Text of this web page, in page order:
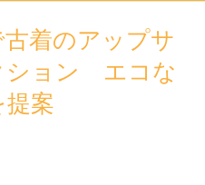
着のアップサ
ション エコな
案